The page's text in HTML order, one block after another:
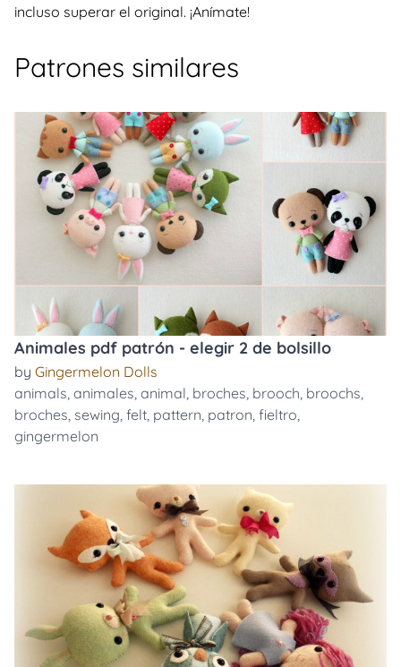
incluso superar el original. ¡Anímate!
Patrones similares
Animales pdf patrón - elegir 2 de bolsillo
by Gingermelon Dolls
animals, animales, animal, broches, brooch, broochs,
broches, sewing, felt, pattern, patron, fieltro,
gingermelon